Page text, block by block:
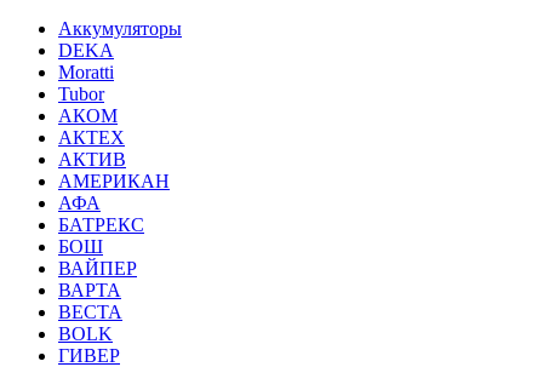
Аккумуляторы
DEKA
Moratti
Tubor
АКОМ
АКТЕХ
АКТИВ
АМЕРИКАН
АФА
БАТРЕКС
БОШ
ВАЙПЕР
ВАРТА
ВЕСТА
ВОLK
ГИВЕР